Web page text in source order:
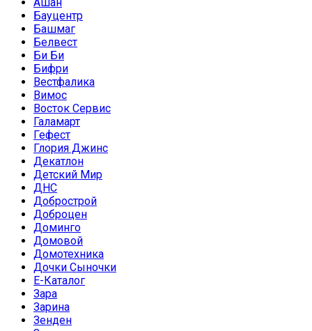
Бауцентр
Башмаг
Белвест
Би Би
Бифри
Вестфалика
Вимос
Восток Сервис
Галамарт
Гефест
Глория Джинс
Декатлон
Детский Мир
ДНС
Добрострой
Доброцен
Доминго
Домовой
Домотехника
Дочки Сыночки
Е-Каталог
Зара
Зарина
Зенден